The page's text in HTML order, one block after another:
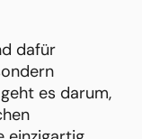
dafür
es darum,